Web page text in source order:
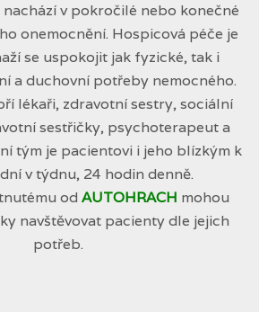
v pokročilé nebo konečné
onemocnění. Hospicová péče je
se uspokojit jak fyzické, tak i
a duchovní potřeby nemocného.
lékaři, zdravotní sestry, sociální
sestřičky, psychoterapeut a
tým je pacientovi i jeho blízkým k
v týdnu, 24 hodin denně.
od AUTOHRACH mohou
navštěvovat pacienty dle jejich
potřeb.